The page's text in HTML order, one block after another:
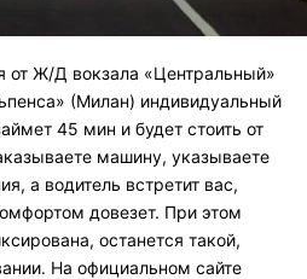
от Ж/Д вокзала «Центральный»
(Милан) индивидуальный
45 мин и будет стоить от
машину, указываете
а водитель встретит вас,
довезет. При этом
останется такой,
На официальном сайте